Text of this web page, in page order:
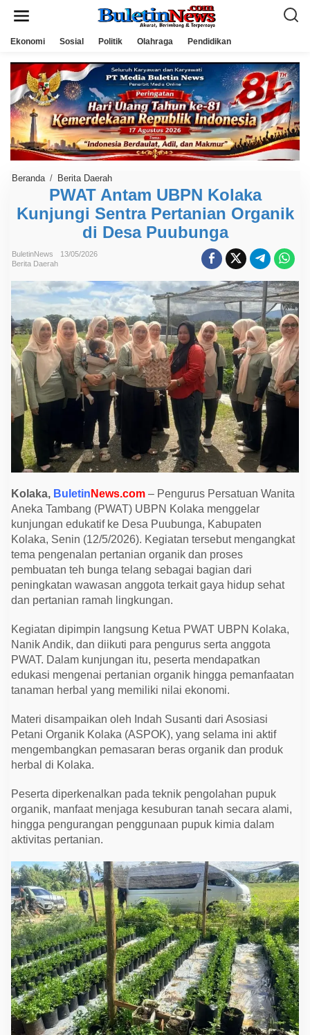
Ekonomi Sosial Politik Olahraga Pendidikan
Beranda / Berita Daerah
A
T
A
n
t
B
P
N
K
o
l
a
k
a
K
u
n
j
u
n
g
i
S
e
t
r
a
P
e
r
t
a
n
i
n
g
a
n
i
k
d
i
e
a
P
u
n
g
a
PWAT Antam UBPN Kolaka
Kunjungi Sentra Pertanian Organik
di Desa Puubunga
BuletinNews
13/05/2026
Berita Daerah
Kolaka, Buletin News.com – Pengurus Persatuan Wanita
Aneka Tambang (PWAT) UBPN Kolaka menggelar
kunjungan edukatif ke Desa Puubunga, Kabupaten
Kolaka, Senin (12/5/2026). Kegiatan tersebut mengangkat
tema pengenalan pertanian organik dan proses
pembuatan teh bunga telang sebagai bagian dari
peningkatan wawasan anggota terkait gaya hidup sehat
dan pertanian ramah lingkungan.
Kegiatan dipimpin langsung Ketua PWAT UBPN Kolaka,
Nanik Andik, dan diikuti para pengurus serta anggota
PWAT. Dalam kunjungan itu, peserta mendapatkan
edukasi mengenai pertanian organik hingga pemanfaatan
tanaman herbal yang memiliki nilai ekonomi.
Materi disampaikan oleh Indah Susanti dari Asosiasi
Petani Organik Kolaka (ASPOK), yang selama ini aktif
mengembangkan pemasaran beras organik dan produk
herbal di Kolaka.
Peserta diperkenalkan pada teknik pengolahan pupuk
organik, manfaat menjaga kesuburan tanah secara alami,
hingga pengurangan penggunaan pupuk kimia dalam
aktivitas pertanian.